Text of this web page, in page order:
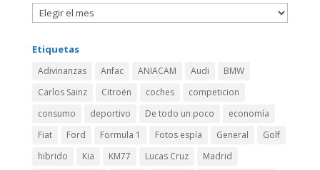
Etiquetas
Adivinanzas Anfac ANIACAM Audi
BMW
Carlos Sainz
Citroën coches
competicion
consumo
deportivo De todo un poco
economía
Fiat
Ford Formula 1 Fotos espía General
Golf
hibrido
Kia KM77 Lucas Cruz
Madrid